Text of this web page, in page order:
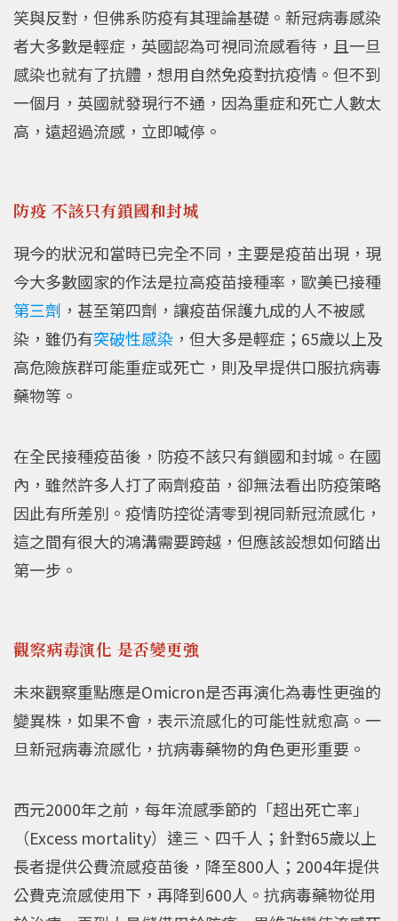
笑與反對，但佛系防疫有其理論基礎。新冠病毒感染
者大多數是輕症，英國認為可視同流感看待，且一旦
感染也就有了抗體，想用自然免疫對抗疫情。但不到
一個月，英國就發現行不通，因為重症和死亡人數太
高，遠超過流感，立即喊停。
防疫 不該只有鎖國和封城
現今的狀況和當時已完全不同，主要是疫苗出現，現
今大多數國家的作法是拉高疫苗接種率，歐美已接種
第三劑 ，甚至第四劑，讓疫苗保護九成的人不被感
染，雖仍有突破性感染 ，但大多是輕症；65歲以上及
高危險族群可能重症或死亡，則及早提供口服抗病毒
藥物等。
在全民接種疫苗後，防疫不該只有鎖國和封城。在國
內，雖然許多人打了兩劑疫苗，卻無法看出防疫策略
因此有所差別。疫情防控從清零到視同新冠流感化，
這之間有很大的鴻溝需要跨越，但應該設想如何踏出
第一步。
觀察病毒演化 是否變更強
未來觀察重點應是Omicron是否再演化為毒性更強的
變異株，如果不會，表示流感化的可能性就愈高。一
旦新冠病毒流感化，抗病毒藥物的角色更形重要。
西元2000年之前，每年流感季節的「超出死亡率」
（Excess mortality）達三、四千人；針對65歲以上
長者提供公費流感疫苗後，降至800人；2004年提供
公費克流感使用下，再降到600人。抗病毒藥物從用